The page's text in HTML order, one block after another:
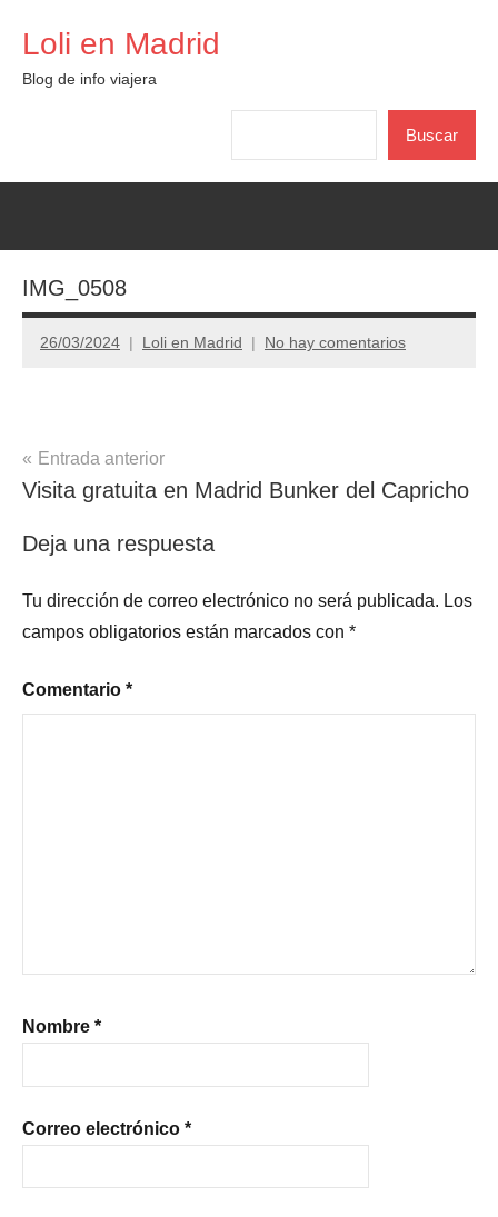
contenido
Loli en Madrid
Blog de info viajera
Buscar
IMG_0508
26/03/2024 Loli en Madrid No hay comentarios
Navegación
de
entradas
Entrada anterior
Visita gratuita en Madrid Bunker del Capricho
Deja una respuesta
Tu dirección de correo electrónico no será publicada. Los
campos obligatorios están marcados con *
Comentario *
Nombre *
Correo electrónico *